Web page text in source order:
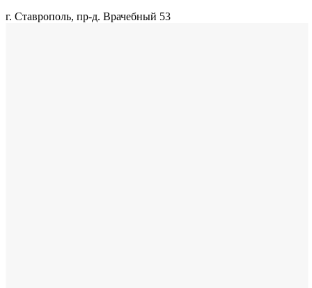
г. Ставрополь, пр-д. Врачебный 53